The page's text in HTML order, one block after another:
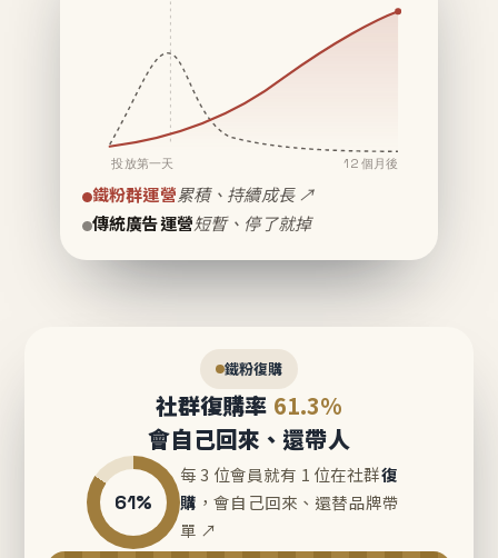
投放第一天 12 個月後
鐵粉群運營累積、持續成長 ↗
傳統廣告運營短暫、停了就掉
鐵粉復購
社群復購率 61.3%
會自己回來、還帶人
61%
每 3 位會員就有 1 位在社群復
購 ，會自己回來、還替品牌帶
單 ↗